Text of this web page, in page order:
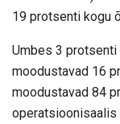
19 protsenti kogu
Umbes 3
moodustavad 16
moodustavad 84
operatsioonisaalis